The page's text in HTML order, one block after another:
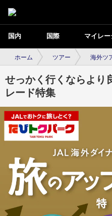
国内 国際 マイレ
ホーム ツアー 海外ツ
せっかく行くならより
レード特集